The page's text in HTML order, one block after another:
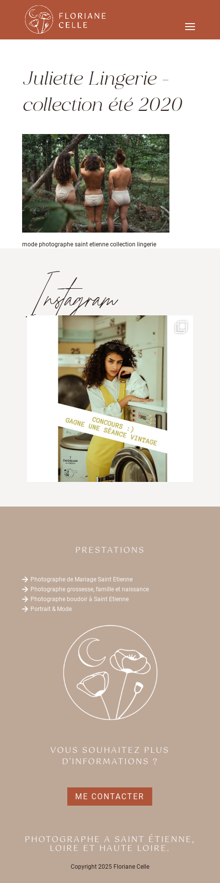
Juliette Lingerie –
collection été 2020
mode photographe saint etienne collection lingerie
Instagram
PRESTATIONS
 Photographe de Mariage Saint Etienne
 Photographe grossesse, famille et naissance
 Photographe boudoir à Saint Etienne
 Portrait & Mode
VOUS SOUHAITEZ PLUS
D’INFORMATIONS ?
ME CONTACTER
PHOTOGRAPHE A SAINT ÉTIENNE,
LOIRE ET HAUTE LOIRE.
Copyright 2025 Floriane Celle